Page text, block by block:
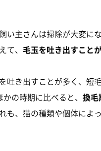
い主さんは掃除が大変に
、 毛玉を吐き出すこと
吐き出すことが多く、短
の時期に比べると、 換毛
も、猫の種類や個体によ